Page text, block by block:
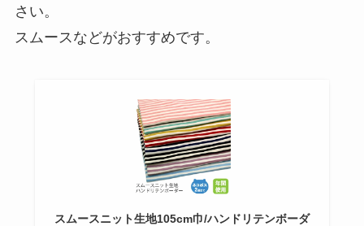
さい。
スムースなどがおすすめです。
スムースニット生地105cm巾/ハンドリテンボーダ